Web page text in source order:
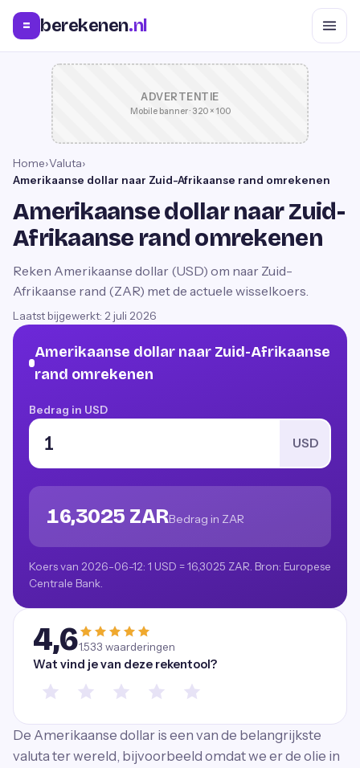
= berekenen.nl
ADVERTENTIE
Mobile banner · 320 × 100
Home›Valuta›
Amerikaanse dollar naar Zuid-Afrikaanse rand omrekenen
Amerikaanse dollar naar Zuid-
Afrikaanse rand omrekenen
Reken Amerikaanse dollar (USD) om naar Zuid-
Afrikaanse rand (ZAR) met de actuele wisselkoers.
Laatst bijgewerkt: 2 juli 2026
Amerikaanse dollar naar Zuid-Afrikaanse
rand omrekenen
Bedrag in USD
USD
16,3025 ZARBedrag in ZAR
Koers van 2026-06-12: 1 USD = 16,3025 ZAR. Bron: Europese
Centrale Bank.
4,61.533 waarderingen
Wat vind je van deze rekentool?
De Amerikaanse dollar is een van de belangrijkste
valuta ter wereld, bijvoorbeeld omdat we er de olie in